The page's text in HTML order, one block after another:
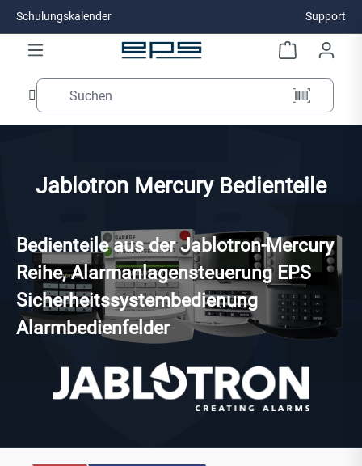
Zum Hauptinhalt springen
Schulungskalender Support
Jablotron Mercury Bedienteile
Bedienteile aus der Jablotron-Mercury
Reihe, Alarmanlagensteuerung EPS
Sicherheitssystembedienung
Alarmbedienfelder